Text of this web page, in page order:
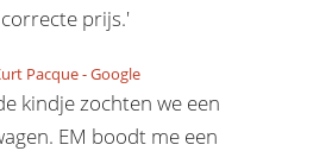
correcte prijs.'
Pacque-Google
kindje zochten we een
EM boodt me een